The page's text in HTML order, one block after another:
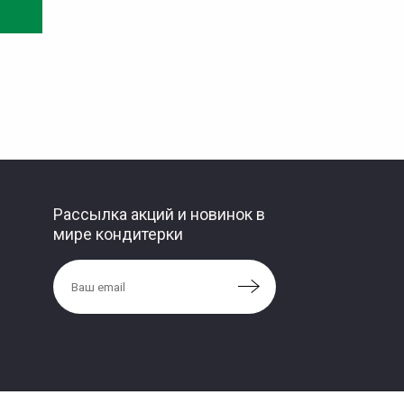
Рассылка акций и новинок в
мире кондитерки